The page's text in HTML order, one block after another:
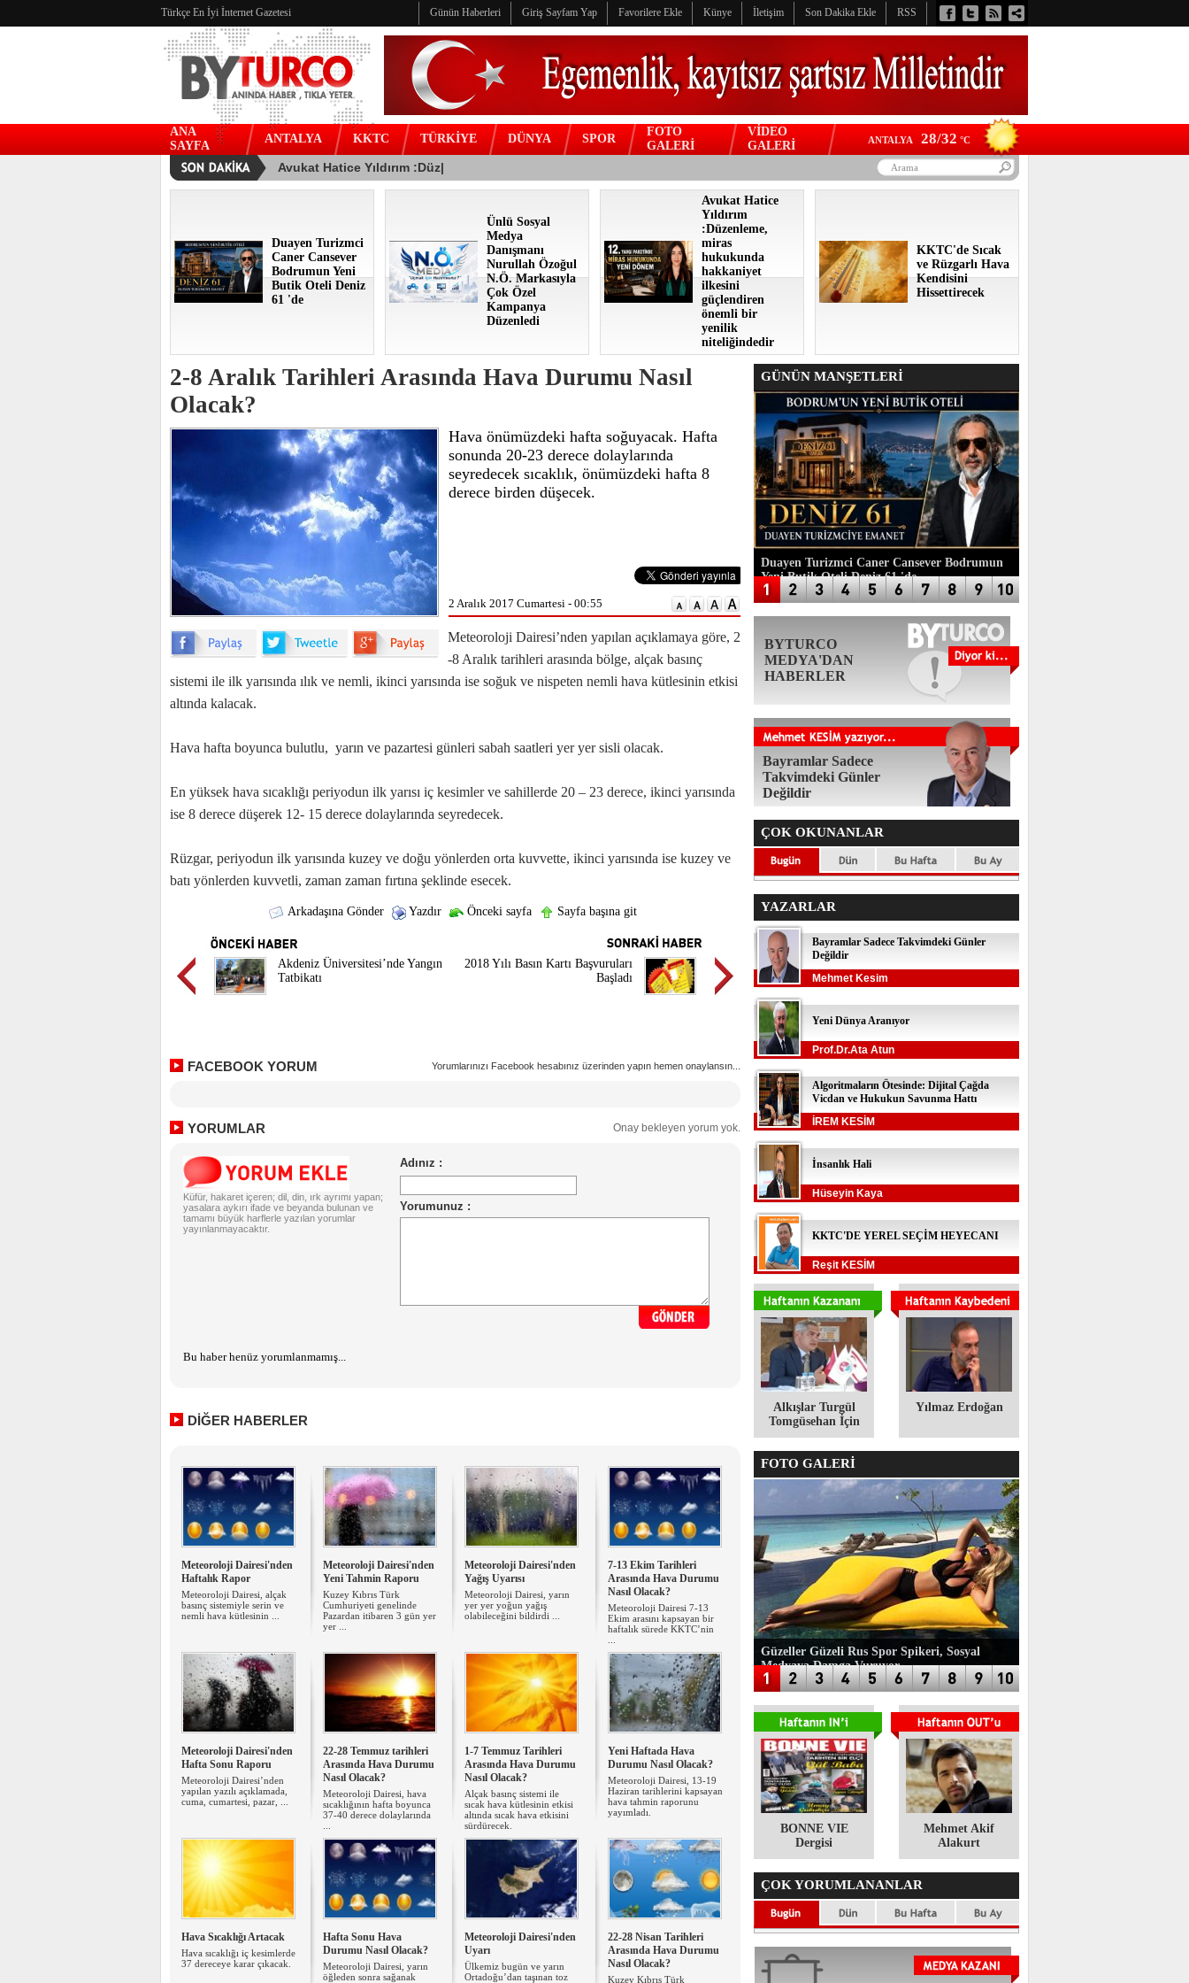
Türkçe En İyi İnternet Gazetesi Günün Haberleri Giriş Sayfam Yap Favorilere Ekle Künye İletişim Son Dakika Ekle RSS
ANA
SAYFA
ANTALYA KKTC TÜRKİYE DÜNYA SPOR
FOTO
GALERİ
VİDEO
GALERİ
ANTALYA 28/32 °C
Duayen Turizmci
Caner Cansever
Bodrumun Yeni
Butik Oteli Deniz
61 'de
Ünlü Sosyal
Medya
Danışmanı
Nurullah Özoğul
N.Ö. Markasıyla
Çok Özel
Kampanya
Düzenledi
Avukat Hatice
Yıldırım
:Düzenleme,
miras
hukukunda
hakkaniyet
ilkesini
güçlendiren
önemli bir
yenilik
niteliğindedir
KKTC'de Sıcak
ve Rüzgarlı Hava
Kendisini
Hissettirecek
2-8 Aralık Tarihleri Arasında Hava Durumu Nasıl
Olacak?
Hava önümüzdeki hafta soğuyacak. Hafta
sonunda 20-23 derece dolaylarında
seyredecek sıcaklık, önümüzdeki hafta 8
derece birden düşecek.
2 Aralık 2017 Cumartesi - 00:55
Meteoroloji Dairesi’nden yapılan açıklamaya göre, 2
-8 Aralık tarihleri arasında bölge, alçak basınç
sistemi ile ilk yarısında ılık ve nemli, ikinci yarısında ise soğuk ve nispeten nemli hava kütlesinin etkisi
altında kalacak.
Hava hafta boyunca bulutlu, yarın ve pazartesi günleri sabah saatleri yer yer sisli olacak.
En yüksek hava sıcaklığı periyodun ilk yarısı iç kesimler ve sahillerde 20 – 23 derece, ikinci yarısında
ise 8 derece düşerek 12- 15 derece dolaylarında seyredecek.
Rüzgar, periyodun ilk yarısında kuzey ve doğu yönlerden orta kuvvette, ikinci yarısında ise kuzey ve
batı yönlerden kuvvetli, zaman zaman fırtına şeklinde esecek.
Arkadaşına Gönder Yazdır Önceki sayfa Sayfa başına git
Akdeniz Üniversitesi’nde Yangın
Tatbikatı
2018 Yılı Basın Kartı Başvuruları
Başladı
FACEBOOK YORUM Yorumlarınızı Facebook hesabınız üzerinden yapın hemen onaylansın...
YORUMLAR Onay bekleyen yorum yok.
Küfür, hakaret içeren; dil, din, ırk ayrımı yapan;
yasalara aykırı ifade ve beyanda bulunan ve
tamamı büyük harflerle yazılan yorumlar
yayınlanmayacaktır.
Bu haber henüz yorumlanmamış...
DİĞER HABERLER
Meteoroloji Dairesi'nden
Haftalık Rapor
Meteoroloji Dairesi, alçak
basınç sistemiyle serin ve
nemli hava kütlesinin ...
Meteoroloji Dairesi'nden
Yeni Tahmin Raporu
Kuzey Kıbrıs Türk
Cumhuriyeti genelinde
Pazardan itibaren 3 gün yer
yer ...
Meteoroloji Dairesi'nden
Yağış Uyarısı
Meteoroloji Dairesi, yarın
yer yer yoğun yağış
olabileceğini bildirdi ...
7-13 Ekim Tarihleri
Arasında Hava Durumu
Nasıl Olacak?
Meteoroloji Dairesi 7-13
Ekim arasını kapsayan bir
haftalık sürede KKTC’nin
Meteoroloji Dairesi'nden
Hafta Sonu Raporu
Meteoroloji Dairesi’nden
yapılan yazılı açıklamada,
cuma, cumartesi, pazar, ...
22-28 Temmuz tarihleri
Arasında Hava Durumu
Nasıl Olacak?
Meteoroloji Dairesi, hava
sıcaklığının hafta boyunca
37-40 derece dolaylarında
1-7 Temmuz Tarihleri
Arasında Hava Durumu
Nasıl Olacak?
Alçak basınç sistemi ile
sıcak hava kütlesinin etkisi
altında sıcak hava etkisini
sürdürecek.
Yeni Haftada Hava
Durumu Nasıl Olacak?
Meteoroloji Dairesi, 13-19
Haziran tarihlerini kapsayan
hava tahmin raporunu
yayımladı.
Hava Sıcaklığı Artacak
Hava sıcaklığı iç kesimlerde
37 dereceye karar çıkacak.
Hafta Sonu Hava
Durumu Nasıl Olacak?
Meteoroloji Dairesi, yarın
öğleden sonra sağanak
Meteoroloji Dairesi'nden
Uyarı
Ülkemiz bugün ve yarın
Ortadoğu’dan taşınan toz
22-28 Nisan Tarihleri
Arasında Hava Durumu
Nasıl Olacak?
Kuzey Kıbrıs Türk
GÜNÜN MANŞETLERİ
Duayen Turizmci Caner Cansever Bodrumun
Yeni Butik Oteli Deniz 61 'de
BYTURCO
MEDYA'DAN
HABERLER
Bayramlar Sadece
Takvimdeki Günler
Değildir
ÇOK OKUNANLAR
YAZARLAR
Bayramlar Sadece Takvimdeki Günler
Değildir
Mehmet Kesim
Yeni Dünya Aranıyor
Prof.Dr.Ata Atun
Algoritmaların Ötesinde: Dijital Çağda
Vicdan ve Hukukun Savunma Hattı
İREM KESİM
İnsanlık Hali
Hüseyin Kaya
KKTC'DE YEREL SEÇİM HEYECANI
Reşit KESİM
Alkışlar Turgül
Tomgüsehan İçin
Yılmaz Erdoğan
FOTO GALERİ
Güzeller Güzeli Rus Spor Spikeri, Sosyal
Medyaya Damga Vuruyor
BONNE VIE
Dergisi
​Mehmet Akif
Alakurt
ÇOK YORUMLANANLAR